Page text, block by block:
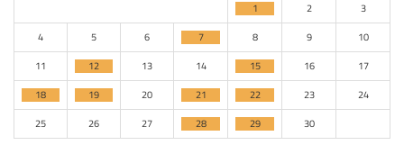
1 2
3
4
5 6 7 8 9
10
11
12 13 14 15 16
17
18
19 20 21 22 23
24
25
26 27 28 29 30